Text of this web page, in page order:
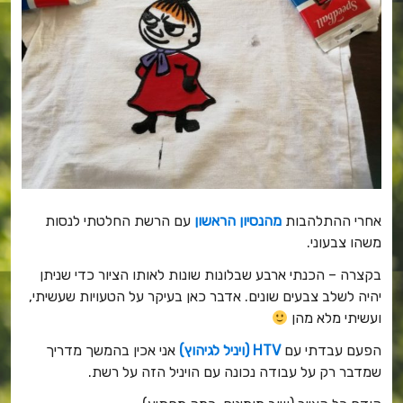
אחרי ההתלהבות מהנסיון הראשון עם הרשת החלטתי לנסות
משהו צבעוני.
בקצרה – הכנתי ארבע שבלונות שונות לאותו הציור כדי שניתן
יהיה לשלב צבעים שונים. אדבר כאן בעיקר על הטעויות שעשיתי,
ועשיתי מלא מהן
הפעם עבדתי עםHTV (ויניל לגיהוץ)
אני אכין בהמשך מדריך
שמדבר רק על עבודה נכונה עם הויניל הזה על רשת.